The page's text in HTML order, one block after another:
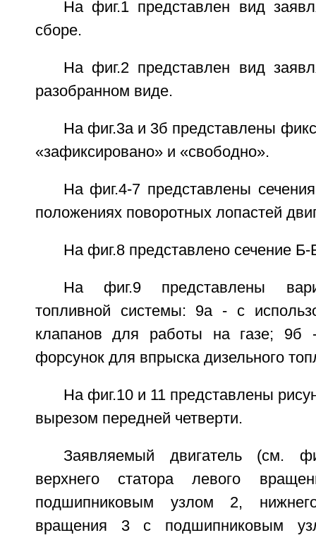
На фиг.1 представлен вид
сборе.
На фиг.2 представлен вид
разобранном виде.
На фиг.3а и 3б представлены
«зафиксировано» и «свободно».
На фиг.4-7 представлены
положениях поворотных лопастей
На фиг.8 представлено сечение Б-
На фиг.9 представлены
топливной системы: 9а - с
клапанов для работы на газе; 9б
форсунок для впрыска дизельного
На фиг.10 и 11 представлены
вырезом передней четверти.
Заявляемый двигатель (см.
верхнего статора левого
подшипниковым узлом 2,
вращения 3 с подшипниковым